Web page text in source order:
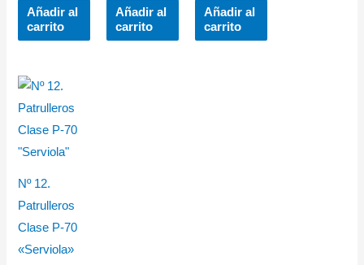
Añadir al
carrito
Añadir al
carrito
Añadir al
carrito
Nº 12.
Patrulleros
Clase P-70
«Serviola»